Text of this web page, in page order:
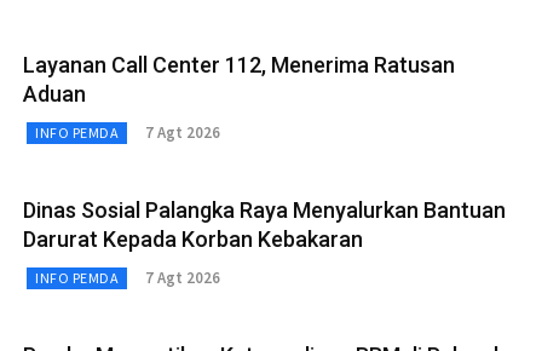
Layanan Call Center 112, Menerima Ratusan
Aduan
INFO PEMDA 7 Agt 2026
Dinas Sosial Palangka Raya Menyalurkan Bantuan
Darurat Kepada Korban Kebakaran
INFO PEMDA 7 Agt 2026